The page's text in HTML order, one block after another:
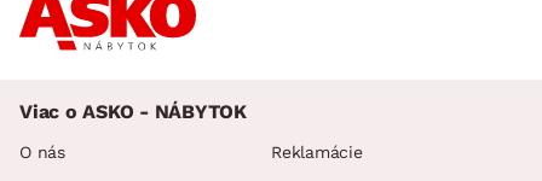
Viac o ASKO - NÁBYTOK
O nás Reklamácie